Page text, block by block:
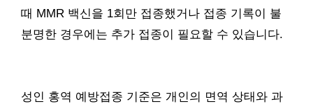
때 MMR 백신을 1회만 접종했거나 접종 기록이 불
분명한 경우에는 추가 접종이 필요할 수 있습니다.
성인 홍역 예방접종 기준은 개인의 면역 상태와 과